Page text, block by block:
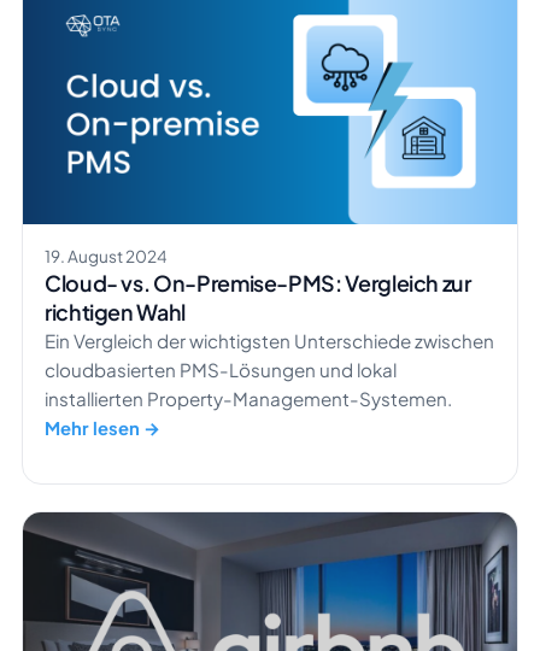
19. August 2024
Cloud- vs. On-Premise-PMS: Vergleich zur
richtigen Wahl
Ein Vergleich der wichtigsten Unterschiede zwischen
cloudbasierten PMS-Lösungen und lokal
installierten Property-Management-Systemen.
Mehr lesen →